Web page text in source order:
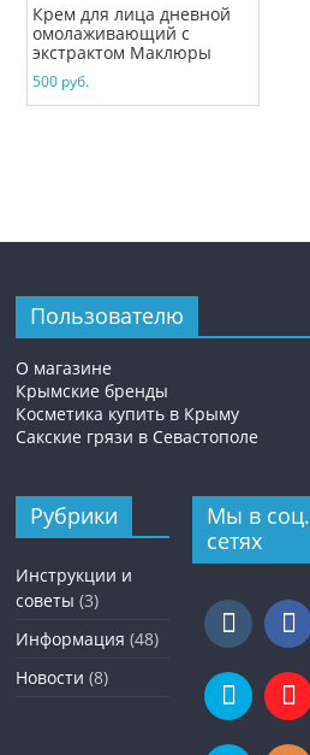
Крем для лица дневной
омолаживающий с
экстрактом Маклюры
500 руб.
Пользователю
О магазине
Крымские бренды
Косметика купить в Крыму
Сакские грязи в Севастополе
Рубрики
Инструкции и
советы (3)
Информация (48)
Новости (8)
Мы в соц.
сетях